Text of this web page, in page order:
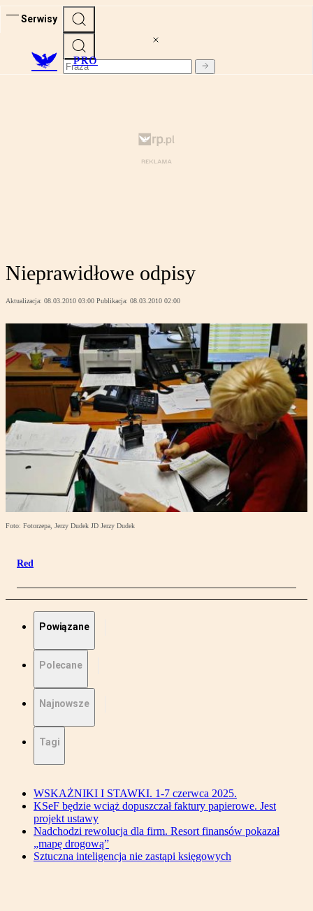
Serwisy
PRO
Nieprawidłowe odpisy
Aktualizacja: 08.03.2010 03:00 Publikacja: 08.03.2010 02:00
Foto: Fotorzepa, Jerzy Dudek JD Jerzy Dudek
Red
Powiązane
Polecane
Najnowsze
Tagi
WSKAŻNIKI I STAWKI. 1-7 czerwca 2025.
KSeF będzie wciąż dopuszczał faktury papierowe. Jest
projekt ustawy
Nadchodzi rewolucja dla firm. Resort finansów pokazał
„mapę drogową”
Sztuczna inteligencja nie zastąpi księgowych